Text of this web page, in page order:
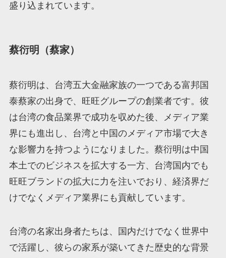
盛り込まれています。
蔡衍明（蔡家）
蔡衍明は、台湾五大金融家族の一つである富邦国
泰蔡家の出身で、旺旺グループの創業者です。彼
は台湾の食品業界で成功を収めた後、メディア業
界にも進出し、台湾と中国のメディア市場で大き
な影響力を持つようになりました。蔡衍明は中国
本土でのビジネスを拡大する一方、台湾国内でも
旺旺ブランドの拡大に力を注いでおり、経済界だ
けでなくメディア業界にも貢献しています。
台湾の名家出身者たちは、国内だけでなく世界中
で活躍し、彼らの家系が築いてきた歴史的な背景